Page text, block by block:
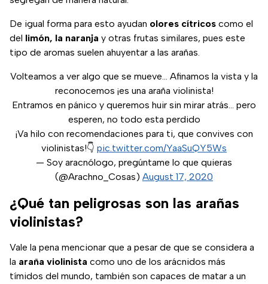
De igual forma para esto ayudan olores cítricos como el
del limón, la naranja y otras frutas similares, pues este
tipo de aromas suelen ahuyentar a las arañas.
Volteamos a ver algo que se mueve... Afinamos la vista y la
reconocemos ¡es una araña violinista!
Entramos en pánico y queremos huir sin mirar atrás... pero
esperen, no todo esta perdido
¡Va hilo con recomendaciones para ti, que convives con
violinistas!👇 pic.twitter.com/YaaSuQY5Ws
— Soy aracnólogo, pregúntame lo que quieras
(@Arachno_Cosas) August 17, 2020
¿Qué tan peligrosas son las arañas
violinistas?
Vale la pena mencionar que a pesar de que se considera a
la araña violinista como uno de los arácnidos más
tímidos del mundo, también son capaces de matar a un